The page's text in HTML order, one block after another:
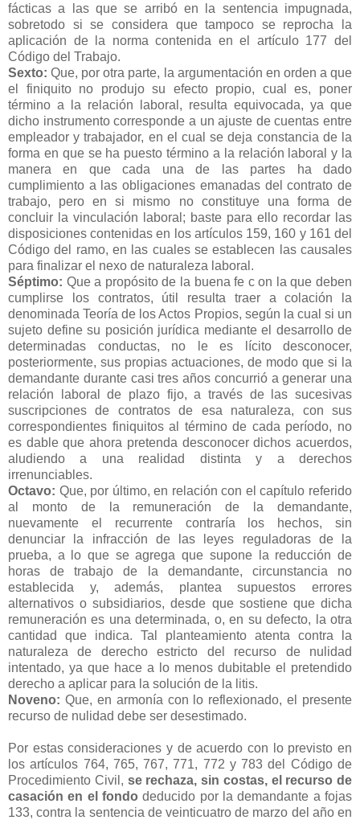
fácticas a las que se arribó en la sentencia impugnada,
sobretodo si se considera que tampoco se reprocha la
aplicación de la norma contenida en el artículo 177 del
Código del Trabajo.
Sexto: Que, por otra parte, la argumentación en orden a que
el finiquito no produjo su efecto propio, cual es, poner
término a la relación laboral, resulta equivocada, ya que
dicho instrumento corresponde a un ajuste de cuentas entre
empleador y trabajador, en el cual se deja constancia de la
forma en que se ha puesto término a la relación laboral y la
manera en que cada una de las partes ha dado
cumplimiento a las obligaciones emanadas del contrato de
trabajo, pero en si mismo no constituye una forma de
concluir la vinculación laboral; baste para ello recordar las
disposiciones contenidas en los artículos 159, 160 y 161 del
Código del ramo, en las cuales se establecen las causales
para finalizar el nexo de naturaleza laboral.
Séptimo: Que a propósito de la buena fe c on la que deben
cumplirse los contratos, útil resulta traer a colación la
denominada Teoría de los Actos Propios, según la cual si un
sujeto define su posición jurídica mediante el desarrollo de
determinadas conductas, no le es lícito desconocer,
posteriormente, sus propias actuaciones, de modo que si la
demandante durante casi tres años concurrió a generar una
relación laboral de plazo fijo, a través de las sucesivas
suscripciones de contratos de esa naturaleza, con sus
correspondientes finiquitos al término de cada período, no
es dable que ahora pretenda desconocer dichos acuerdos,
aludiendo a una realidad distinta y a derechos
irrenunciables.
Octavo: Que, por último, en relación con el capítulo referido
al monto de la remuneración de la demandante,
nuevamente el recurrente contraría los hechos, sin
denunciar la infracción de las leyes reguladoras de la
prueba, a lo que se agrega que supone la reducción de
horas de trabajo de la demandante, circunstancia no
establecida y, además, plantea supuestos errores
alternativos o subsidiarios, desde que sostiene que dicha
remuneración es una determinada, o, en su defecto, la otra
cantidad que indica. Tal planteamiento atenta contra la
naturaleza de derecho estricto del recurso de nulidad
intentado, ya que hace a lo menos dubitable el pretendido
derecho a aplicar para la solución de la litis.
Noveno: Que, en armonía con lo reflexionado, el presente
recurso de nulidad debe ser desestimado.
Por estas consideraciones y de acuerdo con lo previsto en
los artículos 764, 765, 767, 771, 772 y 783 del Código de
Procedimiento Civil, se rechaza, sin costas, el recurso de
casación en el fondo deducido por la demandante a fojas
133, contra la sentencia de veinticuatro de marzo del año en